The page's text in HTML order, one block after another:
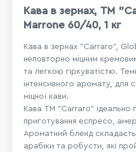
Кава в зернах, ТМ
Marrone 60/40, 1 кг
Кава в зернах "Carraro",
неповторно міцним
та легкою гіркуватістю.
інтенсивного аромату, для
міцної кави.
Кава ТМ "Carraro" ідеально
приготування еспресо,
Ароматний бленд
арабіки та робусти, які